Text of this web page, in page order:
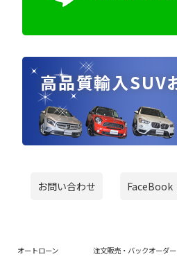
お問い合わせ FaceBook
オートローン 注文販売・バックオーダー